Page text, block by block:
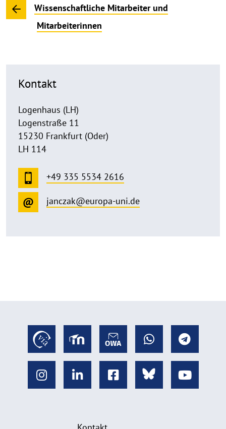
Wissenschaftliche Mitarbeiter und
Mitarbeiterinnen
Kontakt
Logenhaus (LH)
Logenstraße 11
15230 Frankfurt (Oder)
LH 114
+49 335 5534 2616
janczak@europa-uni.de